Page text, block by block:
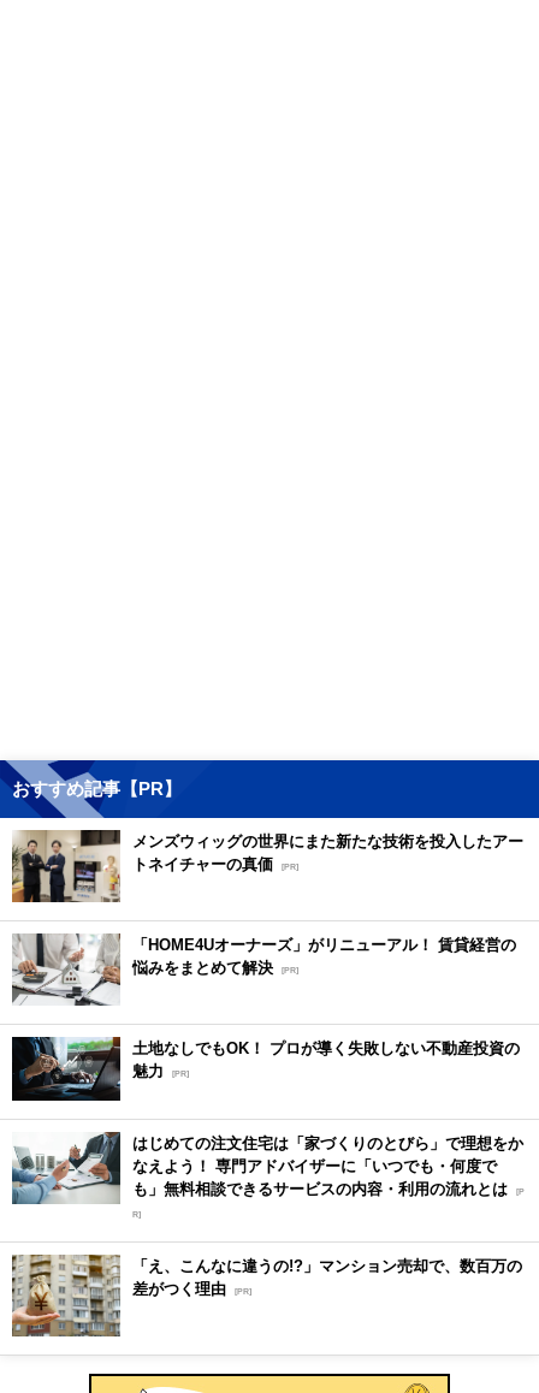
おすすめ記事【PR】
メンズウィッグの世界にまた新たな技術を投入したアー
トネイチャーの真価 [PR]
「HOME4Uオーナーズ」がリニューアル！ 賃貸経営の
悩みをまとめて解決 [PR]
土地なしでもOK！ プロが導く失敗しない不動産投資の
魅力
[PR]
はじめての注文住宅は「家づくりのとびら」で理想をか
なえよう！ 専門アドバイザーに「いつでも・何度で
も」無料相談できるサービスの内容・利用の流れとは [P
R]
「え、こんなに違うの!?」マンション売却で、数百万の
差がつく理由 [PR]